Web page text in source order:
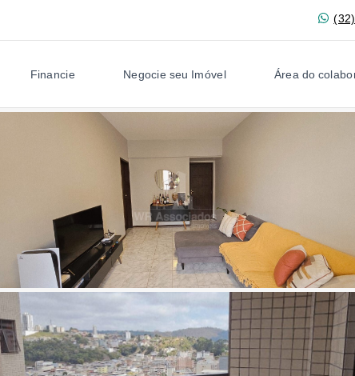
Financie Negocie seu Imóvel Área do